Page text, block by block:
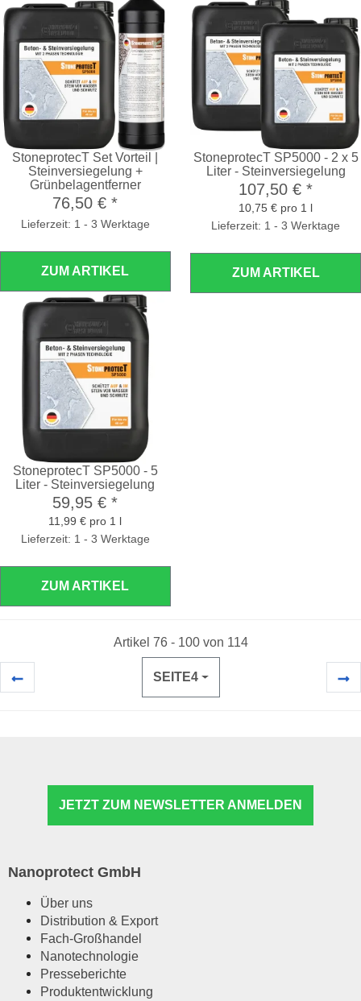
StoneprotecT Set Vorteil |
Steinversiegelung +
Grünbelagentferner
76,50 €*
Lieferzeit: 1 - 3 Werktage
ZUM ARTIKEL
StoneprotecT SP5000 - 2 x 5
Liter - Steinversiegelung
107,50 €*
10,75 € pro 1 l
Lieferzeit: 1 - 3 Werktage
ZUM ARTIKEL
StoneprotecT SP5000 - 5
Liter - Steinversiegelung
59,95 €*
11,99 € pro 1 l
Lieferzeit: 1 - 3 Werktage
ZUM ARTIKEL
Artikel 76 - 100 von 114
SEITE4
JETZT ZUM NEWSLETTER ANMELDEN
Nanoprotect GmbH
Über uns
Distribution & Export
Fach-Großhandel
Nanotechnologie
Presseberichte
Produktentwicklung